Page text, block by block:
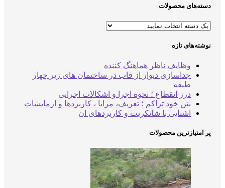
محصولات
تازه
وظایف ناظر هماهنگ کننده
جداسازی دیوار از قاب در ساختمان های زیر چهار
درز انقطاع ؛ نحوه اجرا و اشکالات اجرایی
بتن خود تراکم ؛ تعریف، مزایا ، کاربردها و ازمایشات
اشنایی با شاتکریت و کاربردهای ان
محصولات